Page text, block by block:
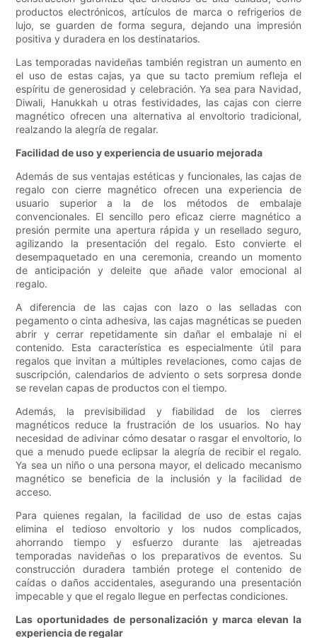
productos electrónicos, artículos de marca o refrigerios de
lujo, se guarden de forma segura, dejando una impresión
positiva y duradera en los destinatarios.
Las temporadas navideñas también registran un aumento en
el uso de estas cajas, ya que su tacto premium refleja el
espíritu de generosidad y celebración. Ya sea para Navidad,
Diwali, Hanukkah u otras festividades, las cajas con cierre
magnético ofrecen una alternativa al envoltorio tradicional,
realzando la alegría de regalar.
Facilidad de uso y experiencia de usuario mejorada
Además de sus ventajas estéticas y funcionales, las cajas de
regalo con cierre magnético ofrecen una experiencia de
usuario superior a la de los métodos de embalaje
convencionales. El sencillo pero eficaz cierre magnético a
presión permite una apertura rápida y un resellado seguro,
agilizando la presentación del regalo. Esto convierte el
desempaquetado en una ceremonia, creando un momento
de anticipación y deleite que añade valor emocional al
regalo.
A diferencia de las cajas con lazo o las selladas con
pegamento o cinta adhesiva, las cajas magnéticas se pueden
abrir y cerrar repetidamente sin dañar el embalaje ni el
contenido. Esta característica es especialmente útil para
regalos que invitan a múltiples revelaciones, como cajas de
suscripción, calendarios de adviento o sets sorpresa donde
se revelan capas de productos con el tiempo.
Además, la previsibilidad y fiabilidad de los cierres
magnéticos reduce la frustración de los usuarios. No hay
necesidad de adivinar cómo desatar o rasgar el envoltorio, lo
que a menudo puede eclipsar la alegría de recibir el regalo.
Ya sea un niño o una persona mayor, el delicado mecanismo
magnético se beneficia de la inclusión y la facilidad de
acceso.
Para quienes regalan, la facilidad de uso de estas cajas
elimina el tedioso envoltorio y los nudos complicados,
ahorrando tiempo y esfuerzo durante las ajetreadas
temporadas navideñas o los preparativos de eventos. Su
construcción duradera también protege el contenido de
caídas o daños accidentales, asegurando una presentación
impecable y que el regalo llegue en perfectas condiciones.
Las oportunidades de personalización y marca elevan la
experiencia de regalar